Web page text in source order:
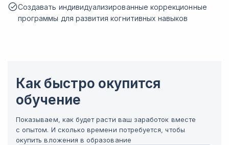
Создавать индивидуализированные коррекционные
программы для развития когнитивных навыков
Как быстро окупится
обучение
Показываем, как будет расти ваш заработок вместе
с опытом. И сколько времени потребуется, чтобы
окупить вложения в образование